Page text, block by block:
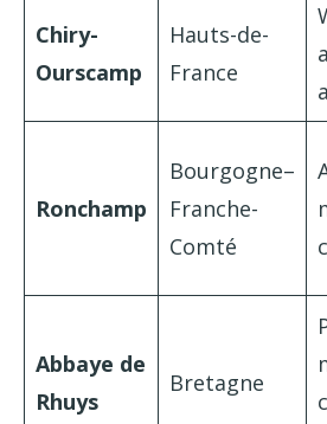
Chiry-
Ourscamp
Hauts-de-
France
Ronchamp
Bourgogne–
Franche-
Comté
Abbaye de
Rhuys
Bretagne